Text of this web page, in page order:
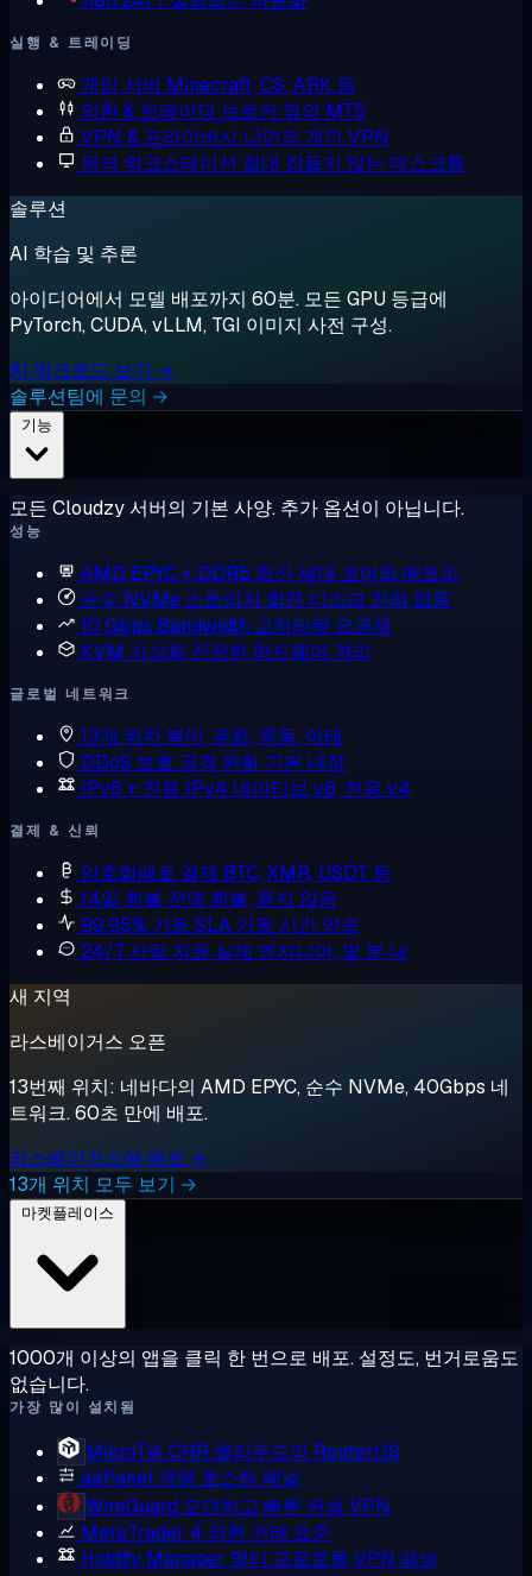
실행 & 트레이딩
게임 서버 Minecraft, CS, ARK 등
외환 & 트레이딩 브로커 옆의 MT5
VPN & 프라이버시 나만의 개인 VPN
원격 워크스테이션 절대 잠들지 않는 데스크톱
솔루션
AI 학습 및 추론
아이디어에서 모델 배포까지 60분. 모든 GPU 등급에
PyTorch, CUDA, vLLM, TGI 이미지 사전 구성.
AI 워크로드 보기 →
솔루션팀에 문의 →
모든 Cloudzy 서버의 기본 사양. 추가 옵션이 아닙니다.
성능
AMD EPYC + DDR5 최신 세대 코어와 메모리
순수 NVMe 스토리지 회전 디스크 전혀 없음
10 Gbps Bandwidth 고처리량 요금제
KVM 가상화 진정한 하드웨어 격리
글로벌 네트워크
13개 위치 북미, 유럽, 중동, 아태
DDoS 보호 공격 완화 기본 내장
IPv6 + 전용 IPv4 네이티브 v6, 전용 v4
결제 & 신뢰
암호화폐로 결제 BTC, XMR, USDT 등
14일 환불 전액 환불, 묻지 않음
99.95% 가동 SLA 가동 시간 약속
24/7 사람 지원 실제 엔지니어, 몇 분 내
새 지역
라스베이거스 오픈
13번째 위치: 네바다의 AMD EPYC, 순수 NVMe, 40Gbps 네
트워크. 60초 만에 배포.
라스베이거스에 배포 →
13개 위치 모두 보기 →
1000개 이상의 앱을 클릭 한 번으로 배포. 설정도, 번거로움도
없습니다.
가장 많이 설치됨
MikroTik CHR 클라우드의 RouterOS
aaPanel 경량 호스팅 패널
WireGuard 모던하고 빠른 커널 VPN
MetaTrader 4 외환 거래 표준
Hiddify Manager 멀티 프로토콜 VPN 패널